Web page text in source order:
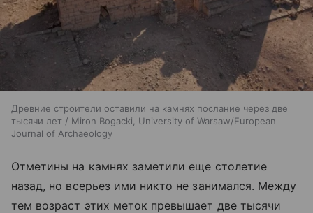
Древние строители оставили на камнях послание через две
тысячи лет / Miron Bogacki, University of Warsaw/European
Journal of Archaeology
Отметины на камнях заметили еще столетие
назад, но всерьез ими никто не занимался. Между
тем возраст этих меток превышает две тысячи